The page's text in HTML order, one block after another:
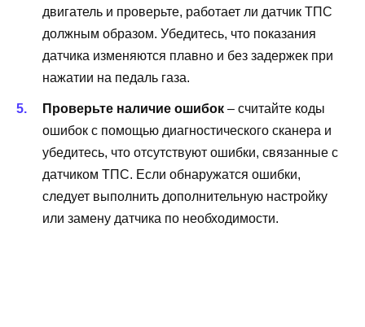
двигатель и проверьте, работает ли датчик ТПС
должным образом. Убедитесь, что показания
датчика изменяются плавно и без задержек при
нажатии на педаль газа.
Проверьте наличие ошибок – считайте коды
ошибок с помощью диагностического сканера и
убедитесь, что отсутствуют ошибки, связанные с
датчиком ТПС. Если обнаружатся ошибки,
следует выполнить дополнительную настройку
или замену датчика по необходимости.